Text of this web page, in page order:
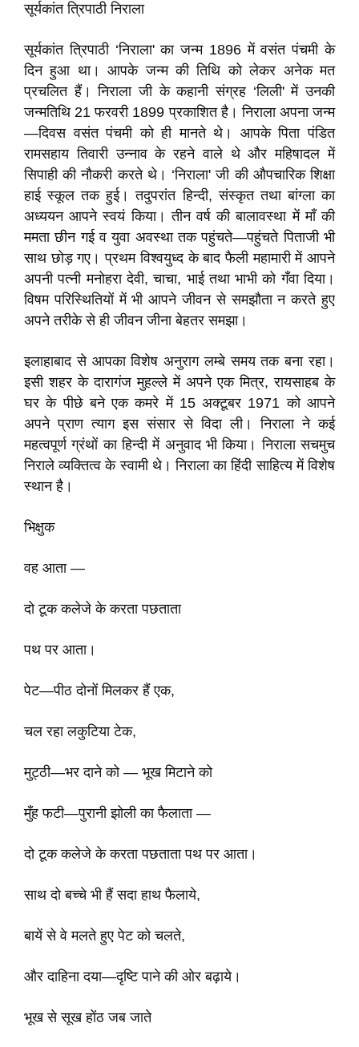
सूर्यकांत त्रिपाठी निराला
सूर्यकांत त्रिपाठी ‘निराला' का जन्म 1896 में वसंत पंचमी के
दिन हुआ था। आपके जन्म की तिथि को लेकर अनेक मत
प्रचलित हैं। निराला जी के कहानी संग्रह ‘लिली' में उनकी
जन्मतिथि 21 फरवरी 1899 प्रकाशित है। निराला अपना जन्म
—दिवस वसंत पंचमी को ही मानते थे। आपके पिता पंडित
रामसहाय तिवारी उन्नाव के रहने वाले थे और महिषादल में
सिपाही की नौकरी करते थे। ‘निराला' जी की औपचारिक शिक्षा
हाई स्कूल तक हुई। तदुपरांत हिन्दी, संस्कृत तथा बांग्ला का
अध्ययन आपने स्वयं किया। तीन वर्ष की बालावस्था में माँ की
ममता छीन गई व युवा अवस्था तक पहुंचते—पहुंचते पिताजी भी
साथ छोड़ गए। प्रथम विश्वयुध्द के बाद फैली महामारी में आपने
अपनी पत्नी मनोहरा देवी, चाचा, भाई तथा भाभी को गँवा दिया।
विषम परिस्थितियों में भी आपने जीवन से समझौता न करते हुए
अपने तरीके से ही जीवन जीना बेहतर समझा।
इलाहाबाद से आपका विशेष अनुराग लम्बे समय तक बना रहा।
इसी शहर के दारागंज मुहल्ले में अपने एक मित्र, रायसाहब के
घर के पीछे बने एक कमरे में 15 अक्टूबर 1971 को आपने
अपने प्राण त्याग इस संसार से विदा ली। निराला ने कई
महत्वपूर्ण ग्रंथों का हिन्दी में अनुवाद भी किया। निराला सचमुच
निराले व्यक्तित्व के स्वामी थे। निराला का हिंदी साहित्य में विशेष
स्थान है।
भिक्षुक
वह आता —
दो टूक कलेजे के करता पछताता
पथ पर आता।
पेट—पीठ दोनों मिलकर हैं एक,
चल रहा लकुटिया टेक,
मुट्ठी—भर दाने को — भूख मिटाने को
मुँह फटी—पुरानी झोली का फैलाता —
दो टूक कलेजे के करता पछताता पथ पर आता।
साथ दो बच्चे भी हैं सदा हाथ फैलाये,
बायें से वे मलते हुए पेट को चलते,
और दाहिना दया—दृष्टि पाने की ओर बढ़ाये।
भूख से सूख होंठ जब जाते